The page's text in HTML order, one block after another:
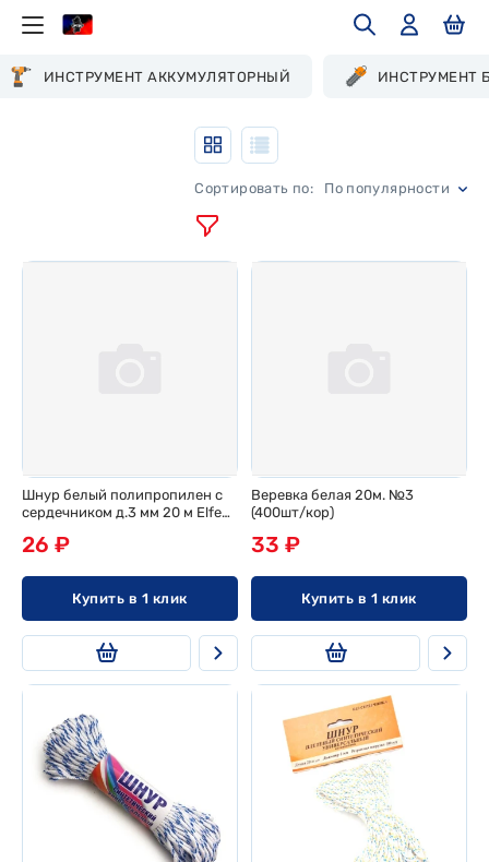
ИНСТРУМЕНТ АККУМУЛЯТОРНЫЙ ИНСТРУМЕНТ
По популярности
Шнур белый полипропилен с
сердечником д.3 мм 20 м Elfe
26 ₽
Купить в 1 клик
Веревка белая 20м. №3
(400шт/кор)
33 ₽
Купить в 1 клик